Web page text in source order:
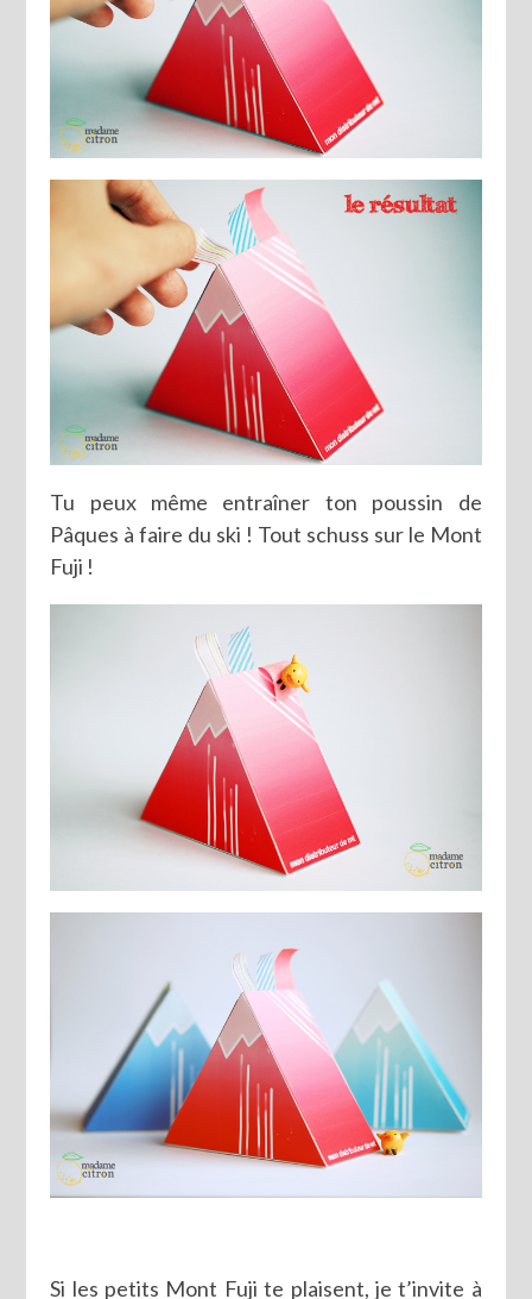
Tu peux même entraîner ton poussin de
Pâques à faire du ski ! Tout schuss sur le Mont
Fuji !
Si les petits Mont Fuji te plaisent, je t’invite à